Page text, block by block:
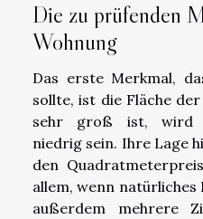
Die zu prüfenden
Wohnung
Das erste Merkmal,
sollte, ist die Fläche
sehr groß ist, wird
niedrig sein. Ihre Lage
den
allem, wenn
außerdem mehrere